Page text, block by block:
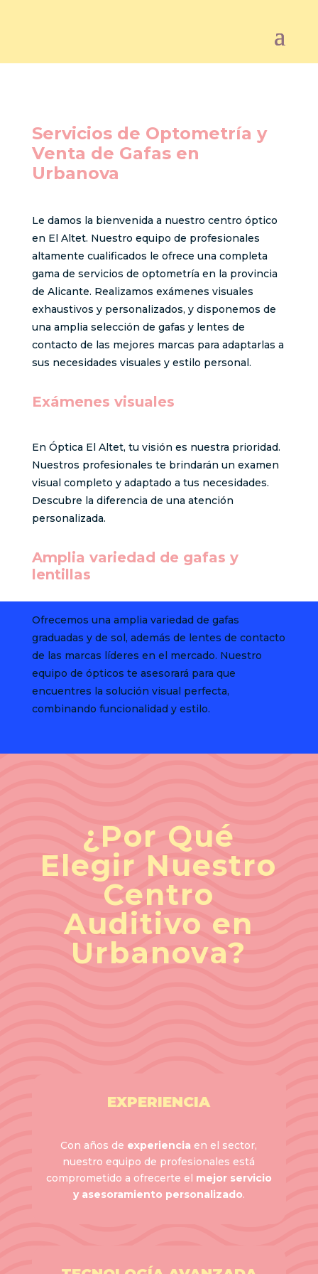
Servicios de Optometría y
Venta de Gafas en
Urbanova
Le damos la bienvenida a nuestro centro óptico
en El Altet. Nuestro equipo de profesionales
altamente cualificados le ofrece una completa
gama de servicios de optometría en la provincia
de Alicante. Realizamos exámenes visuales
exhaustivos y personalizados, y disponemos de
una amplia selección de gafas y lentes de
contacto de las mejores marcas para adaptarlas a
sus necesidades visuales y estilo personal.
Exámenes visuales
En Óptica El Altet, tu visión es nuestra prioridad.
Nuestros profesionales te brindarán un examen
visual completo y adaptado a tus necesidades.
Descubre la diferencia de una atención
personalizada.
Amplia variedad de gafas y
lentillas
Ofrecemos una amplia variedad de gafas
graduadas y de sol, además de lentes de contacto
de las marcas líderes en el mercado. Nuestro
equipo de ópticos te asesorará para que
encuentres la solución visual perfecta,
combinando funcionalidad y estilo.
¿Por Qué
Elegir Nuestro
Centro
Auditivo en
Urbanova?
EXPERIENCIA
Con años de experiencia en el sector,
nuestro equipo de profesionales está
comprometido a ofrecerte el mejor servicio
y asesoramiento personalizado.